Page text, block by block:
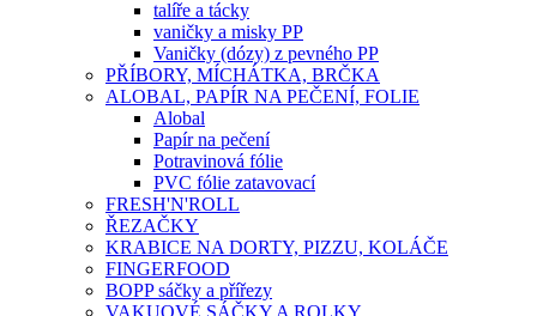
talíře a tácky
vaničky a misky PP
Vaničky (dózy) z pevného PP
PŘÍBORY, MÍCHÁTKA, BRČKA
ALOBAL, PAPÍR NA PEČENÍ, FOLIE
Alobal
Papír na pečení
Potravinová fólie
PVC fólie zatavovací
FRESH'N'ROLL
ŘEZAČKY
KRABICE NA DORTY, PIZZU, KOLÁČE
FINGERFOOD
BOPP sáčky a přířezy
VAKUOVÉ SÁČKY A ROLKY